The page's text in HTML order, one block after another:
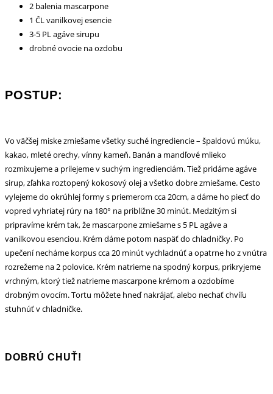
2 balenia mascarpone
1 ČL vanilkovej esencie
3-5 PL agáve sirupu
drobné ovocie na ozdobu
POSTUP:
Vo väčšej miske zmiešame všetky suché ingrediencie – špaldovú múku,
kakao, mleté orechy, vínny kameň. Banán a mandľové mlieko
rozmixujeme a prilejeme v suchým ingredienciám. Tiež pridáme agáve
sirup, zľahka roztopený kokosový olej a všetko dobre zmiešame. Cesto
vylejeme do okrúhlej formy s priemerom cca 20cm, a dáme ho piecť do
vopred vyhriatej rúry na 180° na približne 30 minút. Medzitým si
pripravíme krém tak, že mascarpone zmiešame s 5 PL agáve a
vanilkovou esenciou. Krém dáme potom naspäť do chladničky. Po
upečení necháme korpus cca 20 minút vychladnúť a opatrne ho z vnútra
rozrežeme na 2 polovice. Krém natrieme na spodný korpus, prikryjeme
vrchným, ktorý tiež natrieme mascarpone krémom a ozdobíme
drobným ovocím. Tortu môžete hneď nakrájať, alebo nechať chvíľu
stuhnúť v chladničke.
DOBRÚ CHUŤ!